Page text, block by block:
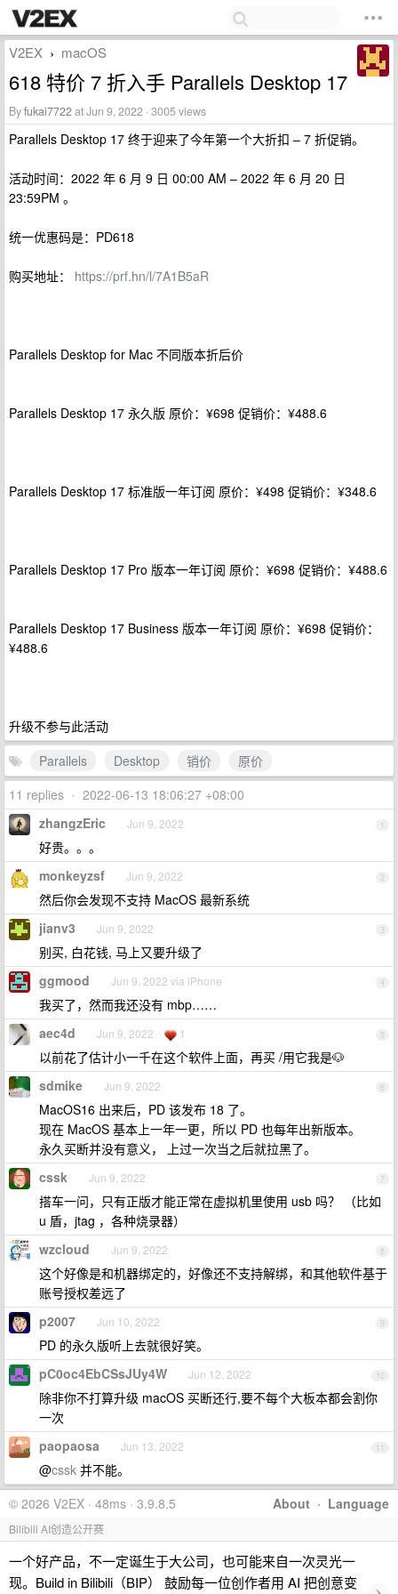
V2EX › macOS
618 特价 7 折入手 Parallels Desktop 17
Byfukai7722at Jun 9, 2022 · 3005 views
Parallels Desktop 17 终于迎来了今年第一个大折扣 – 7 折促销。
活动时间：2022 年 6 月 9 日 00:00 AM – 2022 年 6 月 20 日
23:59PM 。
统一优惠码是：PD618
购买地址： https://prf.hn/l/7A1B5aR
Parallels Desktop for Mac 不同版本折后价
Parallels Desktop 17 永久版 原价：¥698 促销价：¥488.6
Parallels Desktop 17 标准版一年订阅 原价：¥498 促销价：¥348.6
Parallels Desktop 17 Pro 版本一年订阅 原价：¥698 促销价：¥488.6
Parallels Desktop 17 Business 版本一年订阅 原价：¥698 促销价：
¥488.6
升级不参与此活动
Parallels
Desktop 销价
原价
11 replies • 2022-06-13 18:06:27 +08:00
1
zhangzEric Jun 9, 2022
好贵。。。
2
monkeyzsf Jun 9, 2022
然后你会发现不支持 MacOS 最新系统
3
jianv3 Jun 9, 2022
别买, 白花钱, 马上又要升级了
4
ggmood Jun 9, 2022 via iPhone
我买了，然而我还没有 mbp……
5
aec4d Jun 9, 2022 1
以前花了估计小一千在这个软件上面，再买 /用它我是🐶
6
sdmike Jun 9, 2022
MacOS16 出来后，PD 该发布 18 了。
现在 MacOS 基本上一年一更，所以 PD 也每年出新版本。
永久买断并没有意义， 上过一次当之后就拉黑了。
7
cssk Jun 9, 2022
搭车一问，只有正版才能正常在虚拟机里使用 usb 吗？ （比如
u 盾，jtag ，各种烧录器）
8
wzcloud Jun 9, 2022
这个好像是和机器绑定的，好像还不支持解绑，和其他软件基于
账号授权差远了
9
p2007 Jun 10, 2022
PD 的永久版听上去就很好笑。
10
pC0oc4EbCSsJUy4W Jun 12, 2022
除非你不打算升级 macOS 买断还行,要不每个大板本都会割你
一次
11
paopaosa Jun 13, 2022
@cssk 并不能。
About · Language
© 2026 V2EX · 48ms · 3.9.8.5
Bilibili AI创造公开赛
一个好产品，不一定诞生于大公司，也可能来自一次灵光一
现。Build in Bilibili（BIP） 鼓励每一位创作者用 AI 把创意变